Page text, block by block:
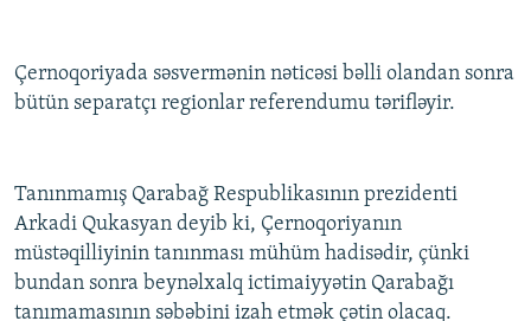
Çernoqoriyada səsvermənin nəticəsi bəlli olandan sonra
bütün separatçı regionlar referendumu tərifləyir.
Tanınmamış Qarabağ Respublikasının prezidenti
Arkadi Qukasyan deyib ki, Çernoqoriyanın
müstəqilliyinin tanınması mühüm hadisədir, çünki
bundan sonra beynəlxalq ictimaiyyətin Qarabağı
tanımamasının səbəbini izah etmək çətin olacaq.